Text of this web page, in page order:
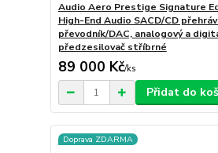
Audio Aero Prestige Signature
High-End Audio SACD/CD
převodník/DAC, analogový a
předzesilovač stříbrné
89 000 Kč/ks
Přidat do
Doprava ZDARMA